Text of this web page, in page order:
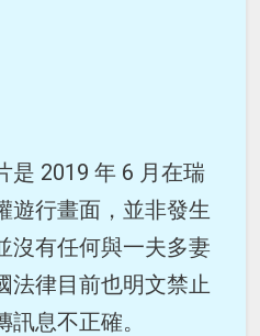
是 2019 年 6 月在瑞
遊行畫面，並非發生
沒有任何與一夫多妻
法律目前也明文禁止
息不正確。